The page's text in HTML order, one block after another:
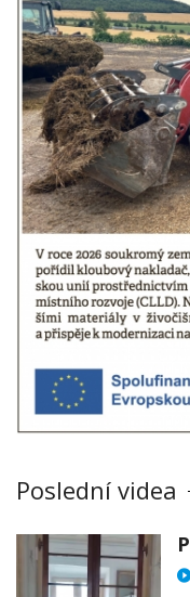
Poslední videa